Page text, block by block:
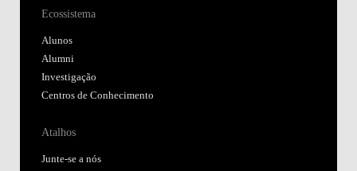
Ecossistema
Alunos
Alumni
Investigação
Centros de Conhecimento
Atalhos
Junte-se a nós